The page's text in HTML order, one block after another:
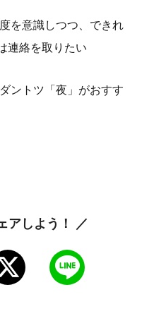
を意識しつつ、できれ
連絡を取りたい
ントツ「夜」がおすす
アしよう！ ／